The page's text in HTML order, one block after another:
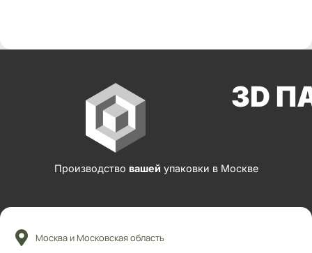
3D
Производство вашей упаковки в Москве
Москва и Московская область